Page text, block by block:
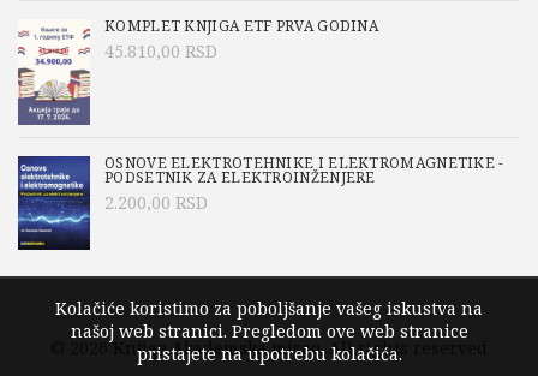
KOMPLET KNJIGA ETF PRVA GODINA
45.810,00 RSD
OSNOVE ELEKTROTEHNIKE I ELEKTROMAGNETIKE -
PODSETNIK ZA ELEKTROINŽENJERE
2.200,00 RSD
© 2026 Knjige Akademska misao. All rights reserved
Kolačiće koristimo za poboljšanje vašeg iskustva na
našoj web stranici. Pregledom ove web stranice
pristajete na upotrebu kolačića.